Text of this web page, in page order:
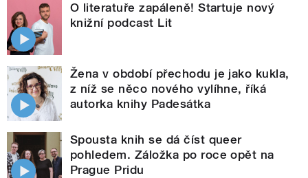
O literatuře zapáleně! Startuje nový
knižní podcast Lit
Žena v období přechodu je jako kukla,
z níž se něco nového vylíhne, říká
autorka knihy Padesátka
Spousta knih se dá číst queer
pohledem. Záložka po roce opět na
Prague Pridu